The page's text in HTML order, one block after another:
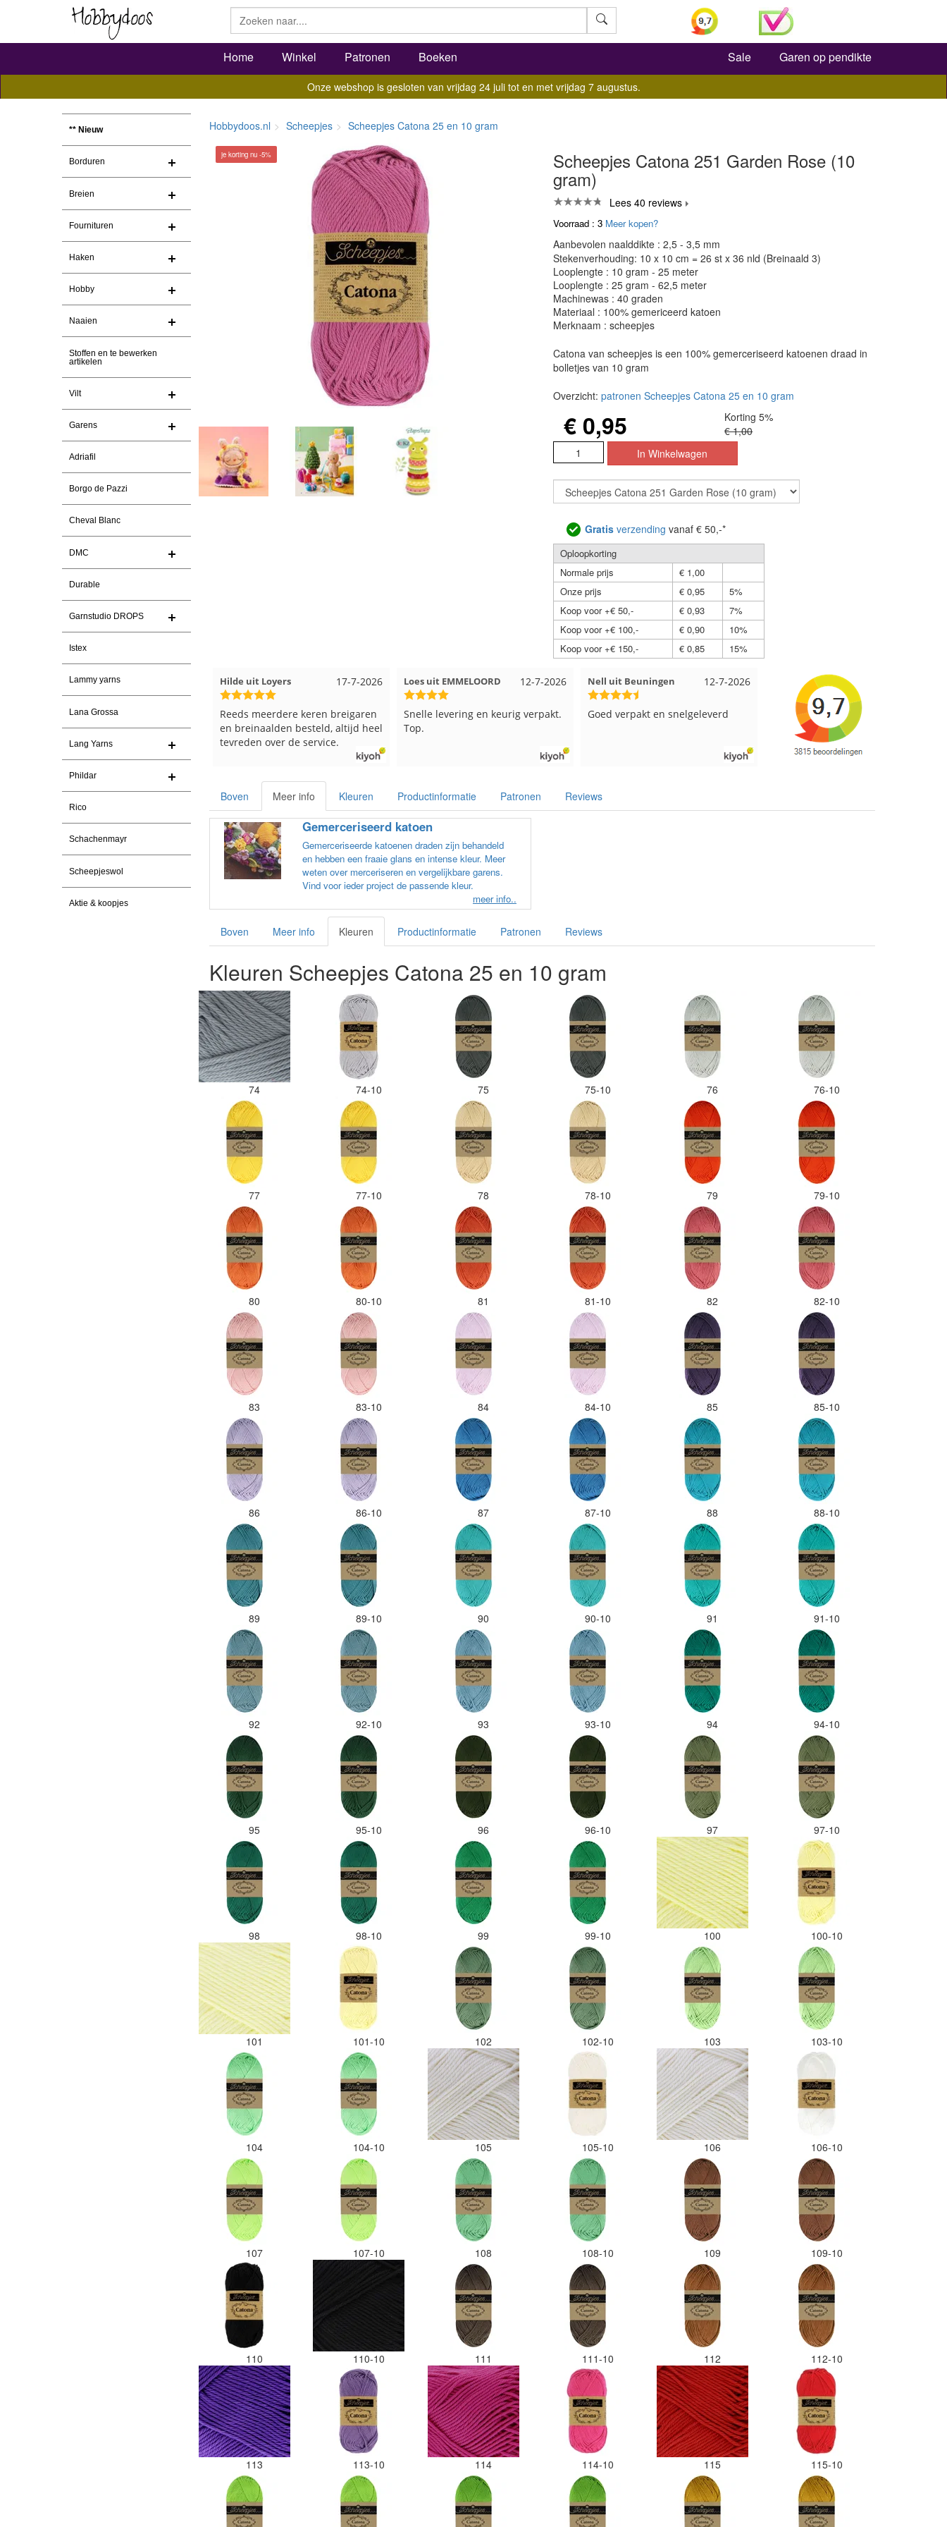
Zoeken
Home Winkel Patronen Boeken Sale Garen op pendikte
Onze webshop is gesloten van vrijdag 24 juli tot en met vrijdag 7 augustus.
** Nieuw
Borduren
Breien
Fournituren
Haken
Hobby
Naaien
Stoffen en te bewerken
artikelen
Vilt
Garens
Adriafil
Borgo de Pazzi
Cheval Blanc
DMC
Durable
Garnstudio DROPS
Istex
Lammy yarns
Lana Grossa
Lang Yarns
Phildar
Rico
Schachenmayr
Scheepjeswol
Aktie & koopjes
Hobbydoos.nl Scheepjes Scheepjes Catona 25 en 10 gram
je korting nu -5% Scheepjes Catona 251 Garden Rose (10
gram)
Lees 40 reviews
Voorraad : 3 Meer kopen?
Aanbevolen naalddikte : 2,5 - 3,5 mm
Stekenverhouding: 10 x 10 cm = 26 st x 36 nld (Breinaald 3)
Looplengte : 10 gram - 25 meter
Looplengte : 25 gram - 62,5 meter
Machinewas : 40 graden
Materiaal : 100% gemericeerd katoen
Merknaam : scheepjes
Catona van scheepjes is een 100% gemerceriseerd katoenen draad in
bolletjes van 10 gram
Overzicht: patronen Scheepjes Catona 25 en 10 gram
€ 0,95
Korting 5%
€ 1,00
Gratisverzending vanaf € 50,-*
Oploopkorting
Normale prijs
€ 1,00
Onze prijs
€ 0,95
5%
Koop voor +€ 50,-
€ 0,93
7%
Koop voor +€ 100,-
€ 0,90
10%
Koop voor +€ 150,-
€ 0,85 15%
Hilde uit Loyers
Reeds meerdere keren breigaren
en breinaalden besteld, altijd heel
tevreden over de service.
12-7-2026
Loes uit EMMELOORD
Snelle levering en keurig verpakt.
Top.
12-7-2026
Nell uit Beuningen
Goed verpakt en snelgeleverd
11-7-2026
Wendy uit Amsterdam
Ruime keus aan viltwol, mooie
beetje jammer vind is dat alles los
en paars besteld en dat word zo
los in een doos gestopt. Geen
Als ik nu wil nabestellen moet ik
kleurcode bij de juiste bol heb
gedaan. Misschien een tip om de
kleuren apart in te pakken met
een sticker welke kleur het is?
Desondanks zou ik deze shop
zeker wel aanbevelen wat betreft
de viltwol. Goede prijs/kwaliteit
verhouding.
Anja uit Druten
Altijd alles op voorraad en een
supersnelle levering!
Boven Meer info Kleuren Productinformatie Patronen Reviews
Gemerceriseerd katoen
Gemerceriseerde katoenen draden zijn behandeld
en hebben een fraaie glans en intense kleur. Meer
weten over merceriseren en vergelijkbare garens.
Vind voor ieder project de passende kleur.
meer info..
Boven Meer info Kleuren Productinformatie Patronen Reviews
Kleuren Scheepjes Catona 25 en 10 gram
74 74-10 75 75-10 76 76-10
77 77-10 78 78-10 79 79-10
80 80-10 81 81-10 82 82-10
83 83-10 84 84-10 85 85-10
86 86-10 87 87-10 88 88-10
89 89-10 90 90-10 91 91-10
92 92-10 93 93-10 94 94-10
95 95-10 96 96-10 97 97-10
98 98-10 99 99-10 100 100-10
101 101-10 102 102-10 103 103-10
104 104-10 105 105-10 106 106-10
107 107-10 108 108-10 109 109-10
110 110-10 111 111-10 112 112-10
113 113-10 114 114-10 115 115-10